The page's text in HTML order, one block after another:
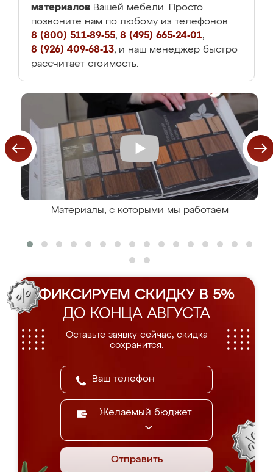
материалов Вашей мебели. Просто
позвоните нам по любому из телефонов:
8 (800) 511-89-55, 8 (495) 665-24-01,
8 (926) 409-68-13, и наш менеджер быстро
рассчитает стоимость.
Материалы, с которыми мы работаем
ФИКСИРУЕМ СКИДКУ В 5%
ДО КОНЦА АВГУСТА
Оставьте заявку сейчас, скидка
сохранится.
Желаемый бюджет
Отправить